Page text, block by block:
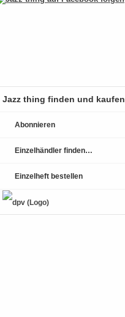
Jazz thing finden und kaufen
Abonnieren
Einzelhändler finden…
Einzelheft bestellen